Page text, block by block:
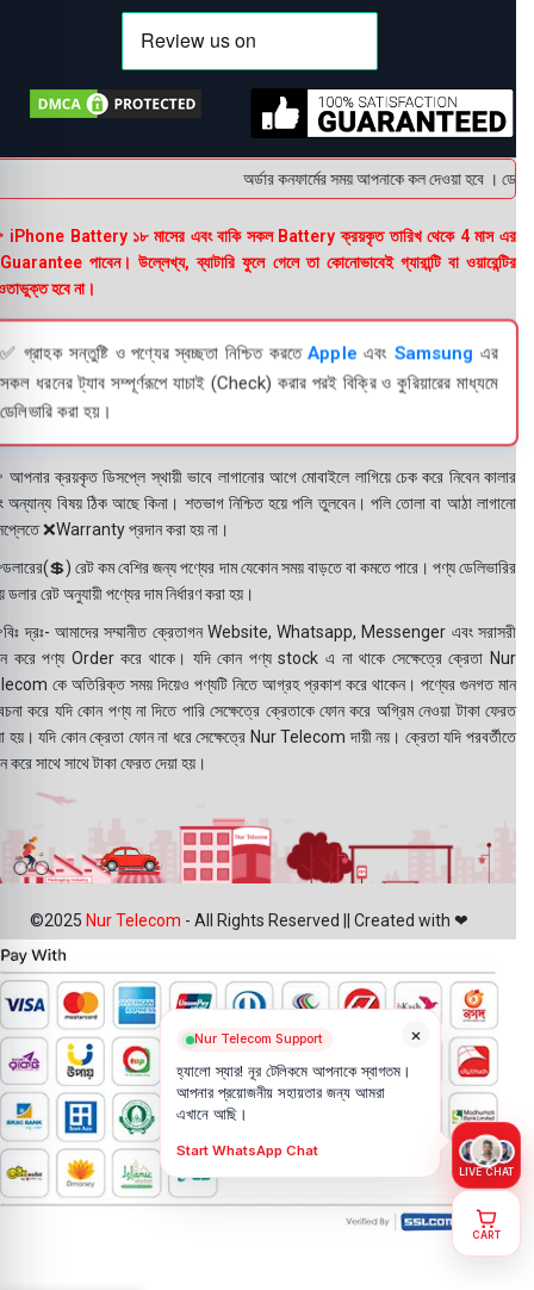
অর্ডার কনফার্মের সময় আপনাকে কল দেওয়া হবে ।
Battery ১৮ মাসের এবং বাকি সকল Battery ক্রয়কৃত তারিখ থেকে 4 মাস এর
পাবেন। উল্লেখ্য, ব্যাটারি ফুলে গেলে তা কোনোভাবেই গ্যারান্টি বা ওয়ারেন্টির
হবে না।
✅ গ্রাহক সন্তুষ্টি ও পণ্যের স্বচ্ছতা নিশ্চিত করতে Appleএবং Samsungএর
সকল ধরনের ট্যাব সম্পূর্ণরূপে যাচাই (Check) করার পরই বিক্রি ও কুরিয়ারের মাধ্যমে
ডেলিভারি করা হয়।
ক্রয়কৃত ডিসপ্লে স্থায়ী ভাবে লাগানোর আগে মোবাইলে লাগিয়ে চেক করে নিবেন কালার
অন্যান্য বিষয় ঠিক আছে কিনা। শতভাগ নিশ্চিত হয়ে পলি তুলবেন। পলি তোলা বা আঠা লাগানো
❌Warranty প্রদান করা হয় না।
রেট কম বেশির জন্য পণ্যের দাম যেকোন সময় বাড়তে বা কমতে পারে। পণ্য ডেলিভারির
ডলার রেট অনুযায়ী পণ্যের দাম নির্ধারণ করা হয়।
দ্রঃ- আমাদের সম্মানীত ক্রেতাগন Website, Whatsapp, Messenger এবং সরাসরী
করে পণ্য Order করে থাকে। যদি কোন পণ্য stock এ না থাকে সেক্ষেত্রে ক্রেতা Nur
কে অতিরিক্ত সময় দিয়েও পণ্যটি নিতে আগ্রহ প্রকাশ করে থাকেন। পণ্যের গুনগত মান
করে যদি কোন পণ্য না দিতে পারি সেক্ষেত্রে ক্রেতাকে ফোন করে অগ্রিম নেওয়া টাকা ফেরত
হয়। যদি কোন ক্রেতা ফোন না ধরে সেক্ষেত্রে Nur Telecom দায়ী নয়। ক্রেতা যদি পরবর্তীতে
করে সাথে সাথে টাকা ফেরত দেয়া হয়।
©2025 Nur Telecom - All Rights Reserved || Created with ❤
×
Nur Telecom Support
হ্যালো স্যার! নূর টেলিকমে আপনাকে স্বাগতম।
আপনার প্রয়োজনীয় সহায়তার জন্য আমরা
এখানে আছি।
Start WhatsApp Chat
LIVE CHAT
CART